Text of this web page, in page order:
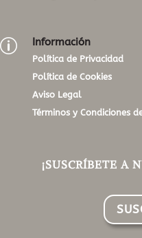
p Información
Política de Privacidad
Política de Cookies
Aviso Legal
Términos y Condiciones
¡SUSCRÍBETE A